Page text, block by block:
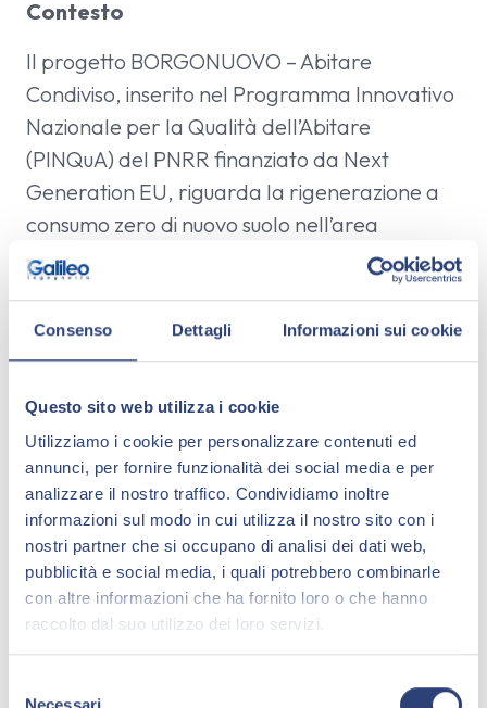
Consenso Dettagli Informazioni sui cookie
Questo sito web utilizza i cookie
Utilizziamo i cookie per personalizzare contenuti ed
annunci, per fornire funzionalità dei social media e per
analizzare il nostro traffico. Condividiamo inoltre
informazioni sul modo in cui utilizza il nostro sito con i
nostri partner che si occupano di analisi dei dati web,
pubblicità e social media, i quali potrebbero combinarle
con altre informazioni che ha fornito loro o che hanno
raccolto dal suo utilizzo dei loro servizi.
Contesto
Il progetto BORGONUOVO – Abitare
Condiviso, inserito nel Programma Innovativo
Nazionale per la Qualità dell’Abitare
(PINQuA) del PNRR finanziato da Next
Generation EU, riguarda la rigenerazione a
consumo zero di nuovo suolo nell’area
industriale dismessa ex Alfa-Wassermann che
gode di una collocazione strategica alle porte
di Bologna e di collegamenti stradali,
autostradale e ferroviario con la città.
Obiettivi
Il Comune di Sasso Marconi intende dare
risposta alle esigenze abitative di categorie di
cittadini più fragili creando un complesso di
servizi abitativi innovativi basati sul concetto di
‘abitare condiviso’. A questo obiettivo si sono
aggiunte altre esigenze che hanno fatto da
input per la progettazione: necessità di